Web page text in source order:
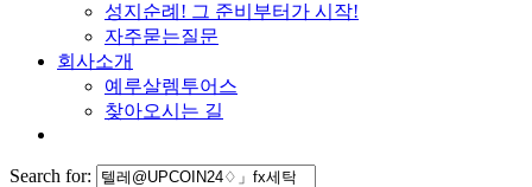
성지순례! 그 준비부터가 시작!
자주묻는질문
회사소개
예루살렘투어스
찾아오시는 길
Search for: